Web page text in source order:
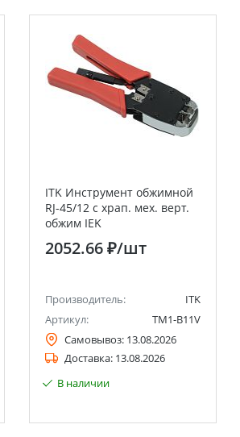
ITK Инструмент обжимной
RJ-45/12 с храп. мех. верт.
обжим IEK
2052.66 ₽/шт
Производитель:
ITK
Артикул:
TM1-B11V
Самовывоз: 13.08.2026
Доставка: 13.08.2026
В наличии